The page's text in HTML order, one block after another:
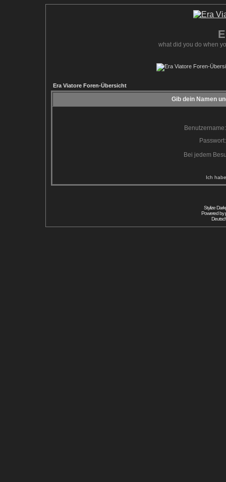
what did you do when
Era Viatore Foren-Übersicht
Gib dein Namen
Benutzername:
Passwort:
Bei jedem
Ich
Stylize
Powered by